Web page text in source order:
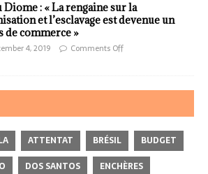
Diome : « La rengaine sur la
et l’esclavage est devenue un
de commerce »
4, 2019 Comments Off
ATTENTAT BRÉSIL
BUDGET
DOS SANTOS
ENCHÈRES